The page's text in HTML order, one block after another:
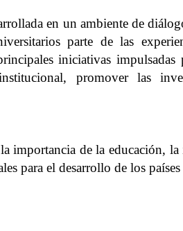
en un ambiente de
parte de las
iniciativas
promover las
importancia de la educación,
para el desarrollo de los